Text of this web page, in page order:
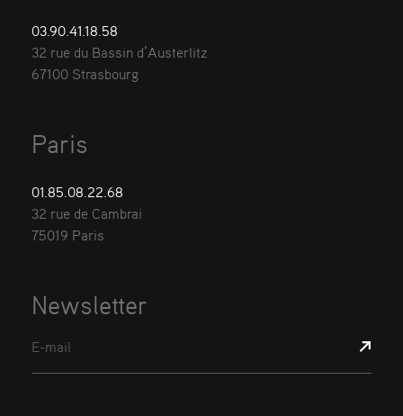
03.90.41.18.58
32 rue du Bassin d’Austerlitz
67100 Strasbourg
Paris
01.85.08.22.68
32 rue de Cambrai
75019 Paris
Newsletter
E-mail